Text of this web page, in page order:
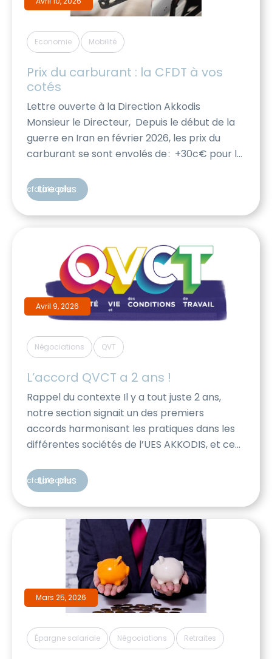
Economie Mobilité
Prix du carburant : la CFDT à vos
cotés
Lettre ouverte à la Direction Akkodis
Monsieur le Directeur, Depuis le début de la
guerre en Iran en février 2026, les prix du
carburant se sont envolés de : +30c€ pour le
de cette augmentation est telle
qu’elle impacte durement l’ensemble de la
société française, et en particulier
impliquent une mobilité accrue. […]
cfdtakkodis
Lire plus
Avril 9, 2026
Négociations QVT
L’accord QVCT a 2 ans !
Rappel du contexte Il y a tout juste 2 ans,
notre section signait un des premiers
accords harmonisant les pratiques dans les
différentes sociétés de l’UES AKKODIS, et ce
professionnelle entre les hommes et femme
Lutte contre les discriminations, le
harcèlement, engagement pour l’inclusion
Amélioration de la Qualité […]
cfdtakkodis
Lire plus
Mars 25, 2026
Épargne salariale Négociations Retraites